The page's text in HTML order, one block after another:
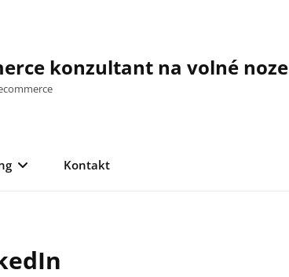
konzultant na volné noze
Kontakt